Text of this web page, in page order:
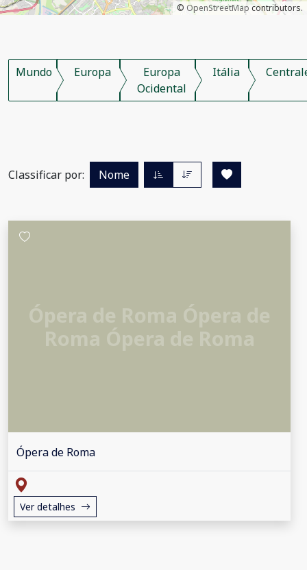
©OpenStreetMapcontributors.
Mundo Europa
Europa
Ocidental
Itália
Classificar por: Nome
Ópera de Roma
Ver detalhes